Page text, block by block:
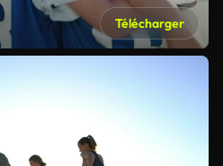
Télécharger